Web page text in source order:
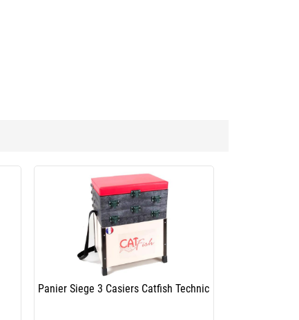
Panier Siege 3 Casiers Catfish Technic